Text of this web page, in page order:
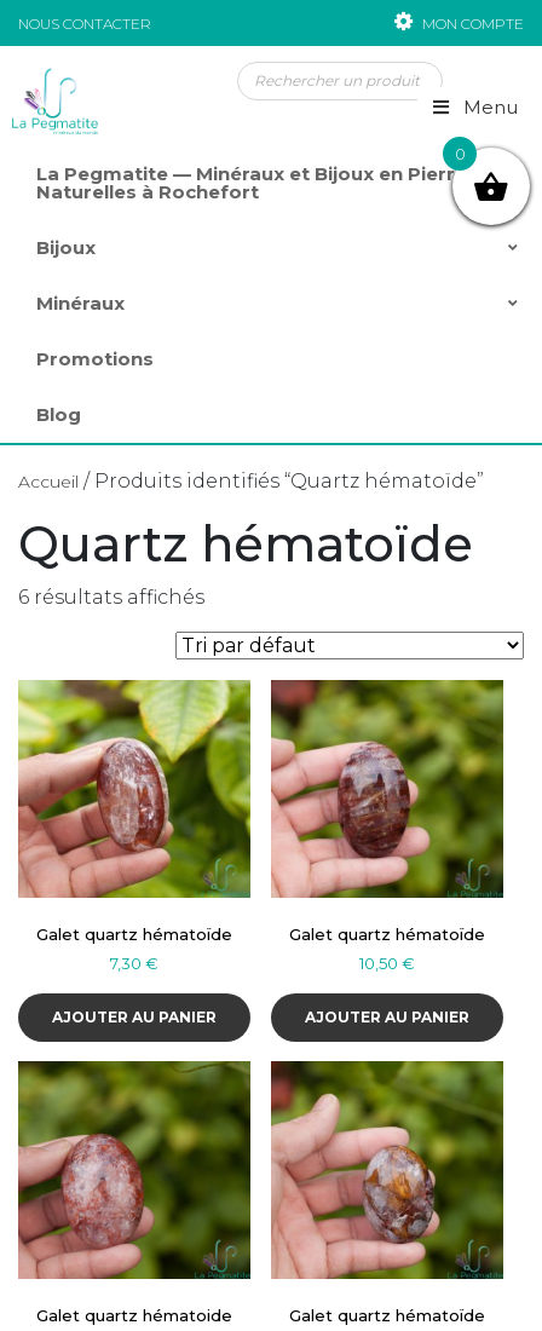
NOUS CONTACTER MON COMPTE
Passer au contenu
Menu
La Pegmatite — Minéraux et Bijoux en Pierres
Naturelles à Rochefort
Bijoux
Minéraux
Promotions
Blog
Accueil / Produits identifiés “Quartz hématoïde”
Quartz hématoïde
6 résultats affichés
Galet quartz hématoïde
7,30€
AJOUTER AU PANIER
Galet quartz hématoïde
10,50€
AJOUTER AU PANIER
Galet quartz hématoide
Galet quartz hématoïde
0